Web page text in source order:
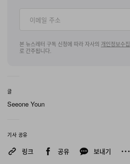
본 뉴스레터 구독 신청에 따라 자사의 개인정보수집
로 간주됩니다.
글
Seeone Youn
기사 공유
링크 공유 보내기